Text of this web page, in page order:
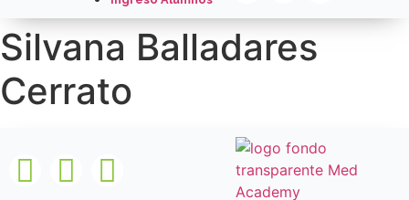
Silvana Balladares
Cerrato